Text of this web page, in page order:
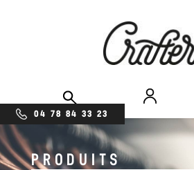
04 78 84 33 23
PRODUITS